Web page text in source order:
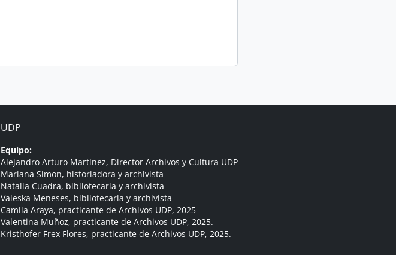
Equipo:
Alejandro Arturo Martínez, Director Archivos y Cultura UDP
Mariana Simon, historiadora y archivista
Natalia Cuadra, bibliotecaria y archivista
Valeska Meneses, bibliotecaria y archivista
Camila Araya, practicante de Archivos UDP, 2025
Valentina Muñoz, practicante de Archivos UDP, 2025.
Kristhofer Frex Flores, practicante de Archivos UDP, 2025.